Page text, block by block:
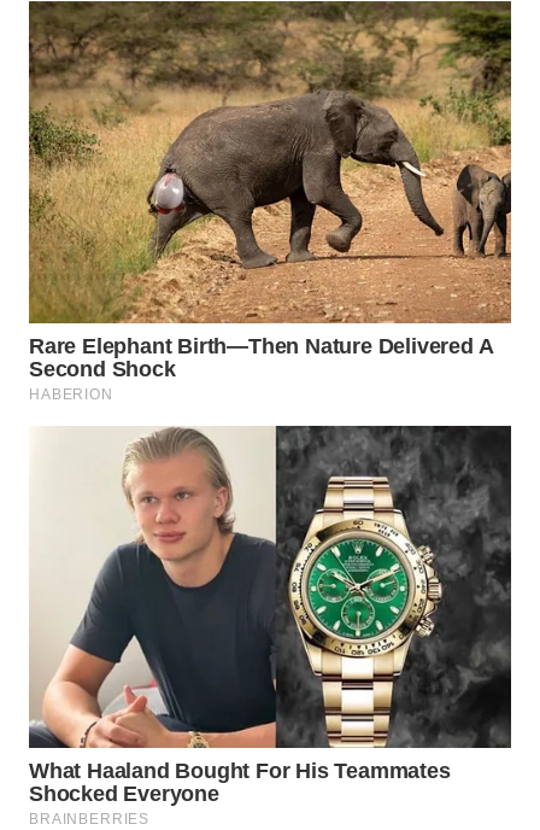
WAHANA
NEWS
WAHANA
TANI
WAHANA
ADVOKAT
WAHANA
INFRASTRUKTUR
WAHANA
KONSUMEN
WAHANA
TRAVEL
WAHANA
TV
WAHANANEWS
ID
WAHANANEWS